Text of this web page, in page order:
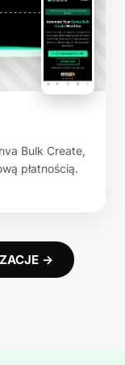
Bulk Create,
płatnością.
→